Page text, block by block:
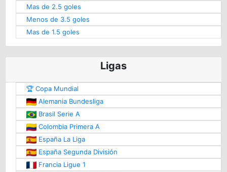
Mas de 2.5 goles
Menos de 3.5 goles
Mas de 1.5 goles
Ligas
🏆 Copa Mundial
Alemania Bundesliga
Brasil Serie A
Colombia Primera A
España La Liga
España Segunda División
Francia Ligue 1